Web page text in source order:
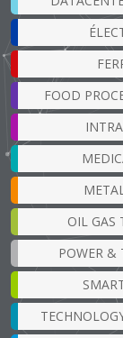
FOOD
OIL GAS
POWER &